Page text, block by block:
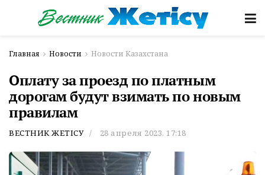
Главная Новости Новости Казахстана
Оплату за проезд по платным
дорогам будут взимать по новым
правилам
ВЕСТНИК ЖЕТІСУ 28 апреля 2023, 17:18